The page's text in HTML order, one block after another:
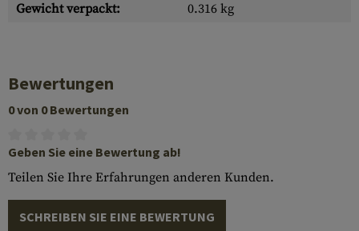
Gewicht verpackt:
0.316 kg
Bewertungen
0 von 0 Bewertungen
Geben Sie eine Bewertung ab!
Teilen Sie Ihre Erfahrungen anderen Kunden.
SCHREIBEN SIE EINE BEWERTUNG